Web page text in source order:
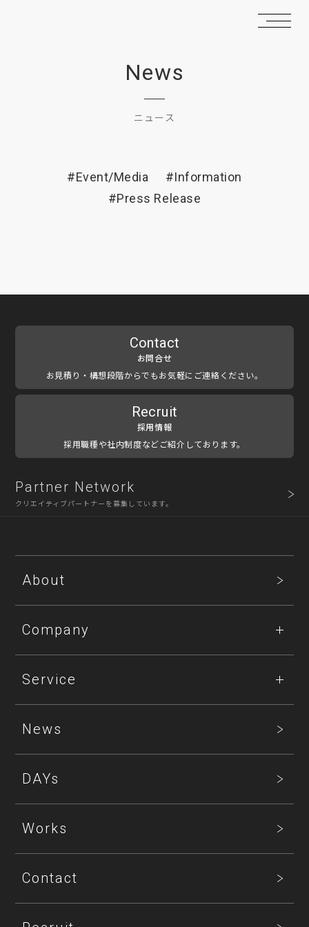
News
ニュース
#Event/Media
#Information
#Press Release
Contact
お問合せ
お見積り・構想段階からでもお気軽にご連絡ください。
Recruit
採用情報
採用職種や社内制度などご紹介しております。
Partner Network
クリエイティブパートナーを募集しています。
About
Company
Service
News
DAYs
Works
Contact